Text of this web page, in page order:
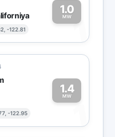
-122.81
1.0
MW1
-122.95
1.4
MW
1